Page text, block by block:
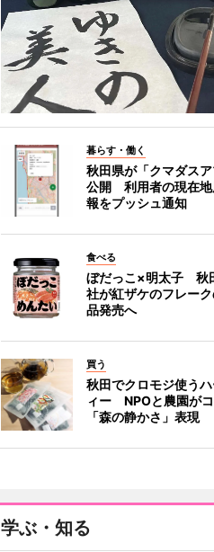
暮らす・働く
秋田県が「クマダスア
公開 利用者の現在地
報をプッシュ通知
食べる
ぼだっこ×明太子 秋
社が紅ザケのフレー
品発売へ
買う
秋田でクロモジ使う
ィー NPOと農園が
「森の静かさ」表現
学ぶ・知る